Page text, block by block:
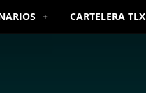
CARTELERA TLX